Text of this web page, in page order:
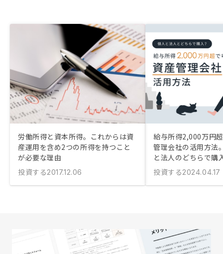
労働所得と資本所得。これからは資
産運用を含め2つの所得を持つこと
が必要な理由
投資する2017.12.06
給与所得2,000万円
管理会社の活用方法
と法人のどちらで購
投資する2024.04.17